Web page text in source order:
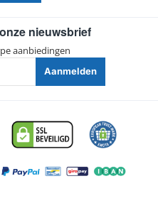
nieuwsbrief
aanbiedingen
Aanmelden